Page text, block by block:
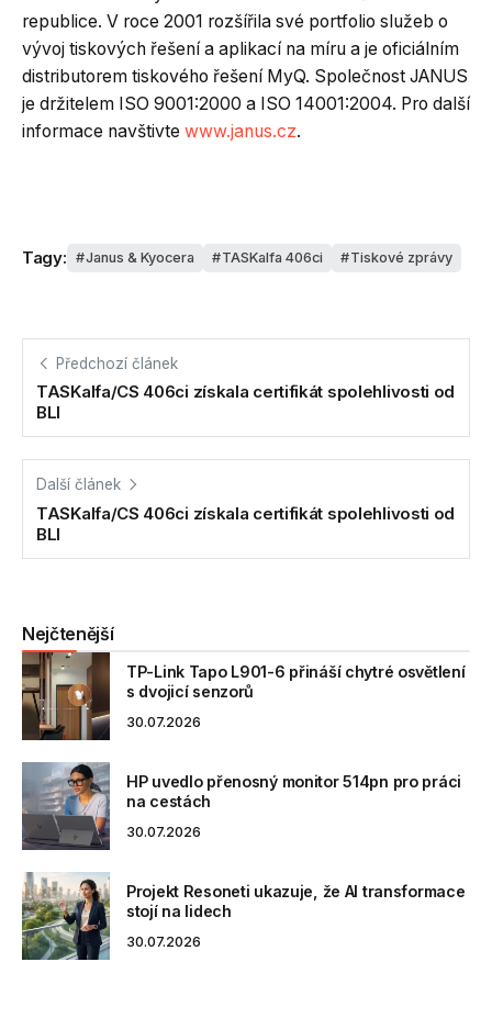
republice. V roce 2001 rozšířila své portfolio služeb o
vývoj tiskových řešení a aplikací na míru a je oficiálním
distributorem tiskového řešení MyQ. Společnost JANUS
je držitelem ISO 9001:2000 a ISO 14001:2004. Pro další
informace navštivte www.janus.cz.
Tagy: Janus & Kyocera TASKalfa 406ci Tiskové zprávy
Předchozí článek
TASKalfa/CS 406ci získala certifikát spolehlivosti od
BLI
Další článek
TASKalfa/CS 406ci získala certifikát spolehlivosti od
BLI
Nejčtenější
TP-Link Tapo L901-6 přináší chytré osvětlení
s dvojicí senzorů
30.07.2026
HP uvedlo přenosný monitor 514pn pro práci
na cestách
30.07.2026
Projekt Resoneti ukazuje, že AI transformace
stojí na lidech
30.07.2026